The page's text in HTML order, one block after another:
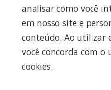
analisar como você
em nosso site e
conteúdo. Ao utilizar
você concorda com o
cookies.